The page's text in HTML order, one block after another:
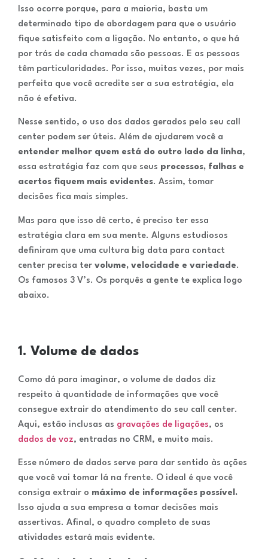
Isso ocorre porque, para a maioria, basta um
determinado tipo de abordagem para que o usuário
fique satisfeito com a ligação. No entanto, o que há
por trás de cada chamada são pessoas. E as pessoas
têm particularidades. Por isso, muitas vezes, por mais
perfeita que você acredite ser a sua estratégia, ela
não é efetiva.
Nesse sentido, o uso dos dados gerados pelo seu call
center podem ser úteis. Além de ajudarem você a
entender melhor quem está do outro lado da linha,
essa estratégia faz com que seus processos, falhas e
acertos fiquem mais evidentes. Assim, tomar
decisões fica mais simples.
Mas para que isso dê certo, é preciso ter essa
estratégia clara em sua mente. Alguns estudiosos
definiram que uma cultura big data para contact
center precisa ter volume, velocidade e variedade.
Os famosos 3 V’s. Os porquês a gente te explica logo
abaixo.
1. Volume de dados
Como dá para imaginar, o volume de dados diz
respeito à quantidade de informações que você
consegue extrair do atendimento do seu call center.
Aqui, estão inclusas as gravações de ligações, os
dados de voz, entradas no CRM, e muito mais.
Esse número de dados serve para dar sentido às ações
que você vai tomar lá na frente. O ideal é que você
consiga extrair o máximo de informações possível.
Isso ajuda a sua empresa a tomar decisões mais
assertivas. Afinal, o quadro completo de suas
atividades estará mais evidente.